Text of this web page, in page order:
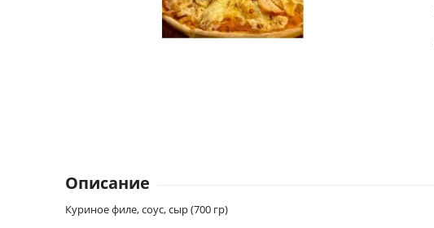
Описание
Куриное филе, соус, сыр (700 гр)